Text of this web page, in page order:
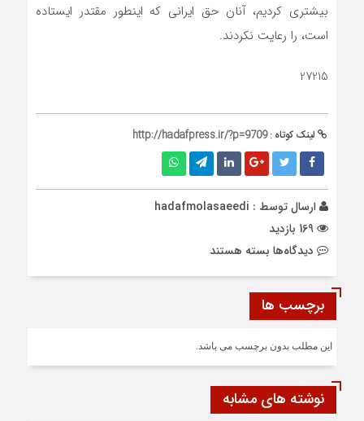
بیشتری کردیم، آنان حق ایرانی که اینطور مقتدر ایستاده
است، را رعایت نکردند.
27215
لینک کوتاه :http://hadafpress.ir/?p=9709
ارسال توسط : hadafmolasaeedi
دیدگاه‌ها برای
از
طرح
برای
از
NPT/
بسته هستند
برچسب ها
این مطلب بدون برچسب می باشد.
نوشته های مشابه